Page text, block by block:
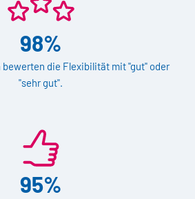
98%
die Flexibilität mit "gut" oder
"sehr gut".
95%